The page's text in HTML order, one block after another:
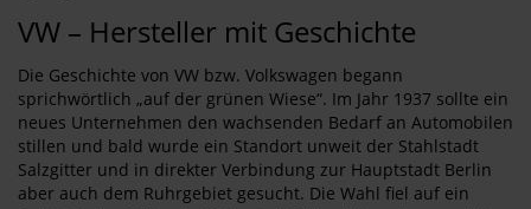
VW – Hersteller mit Geschichte
Die Geschichte von VW bzw. Volkswagen begann
sprichwörtlich „auf der grünen Wiese“. Im Jahr 1937 sollte ein
neues Unternehmen den wachsenden Bedarf an Automobilen
stillen und bald wurde ein Standort unweit der Stahlstadt
Salzgitter und in direkter Verbindung zur Hauptstadt Berlin
aber auch dem Ruhrgebiet gesucht. Die Wahl fiel auf ein